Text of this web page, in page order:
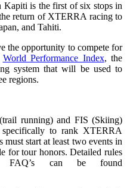
is the first of six stops in
return of XTERRA racing to
and Tahiti.
the opportunity to compete for
World Performance Index, the
system that will be used to
regions.
running) and FIS (Skiing)
to rank XTERRA
start at least two events in
for tour honors. Detailed rules
can be found